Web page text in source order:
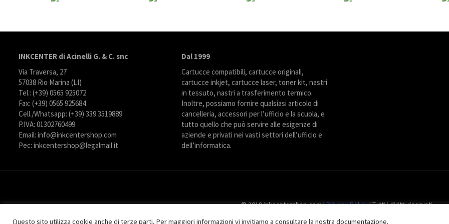
INKCENTER di Acinelli G. & C. snc
Via Traversa, 27
57038 Rio Marina (LI)
Tel.: (+39) 0565 925072
Fax: (+39) 0565 925684
Cell./Whatsapp: (+39) 339 3519889
P.IVA: 01302760499
Email: info@inkcentershop.com
Pec: inkcentershop@legalmail.it
Dal 1999
Cartucce compatibili, cartucce originali,
cartucce inkjet, cartucce laser, toner kit, nastri
in tessuto, nastri a trasferimento termico.
Inoltre, possiamo fornire qualsiasi articolo di
cancelleria, accessori per l’ufficio e la scuola, e
tutto quello che può servire alle esigenze di
aziende e privati nei vasti settori dell’ufficio e
dell’informatica.
© 2018 inkcentershop.com |Privacy Policy| Tutti i diritti riservati
Questo sito utilizza cookie anche di terze parti. Per maggiori informazioni vi invitiamo a consultare la nostra documentazione.